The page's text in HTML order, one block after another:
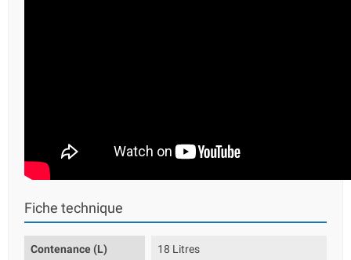
Fiche technique
Contenance (L) 18 Litres